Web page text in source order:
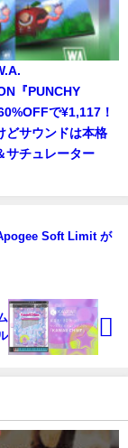
『PUNCHY
で¥1,117！
どサウンドは本格
サチュレーター
Soft Limit が